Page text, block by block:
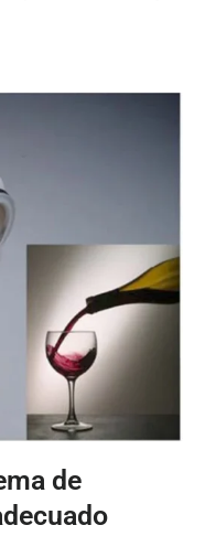
de